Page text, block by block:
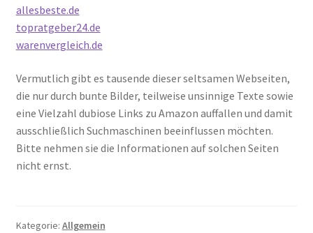
allesbeste.de
topratgeber24.de
warenvergleich.de
Vermutlich gibt es tausende dieser seltsamen Webseiten,
die nur durch bunte Bilder, teilweise unsinnige Texte sowie
eine Vielzahl dubiose Links zu Amazon auffallen und damit
ausschließlich Suchmaschinen beeinflussen möchten.
Bitte nehmen sie die Informationen auf solchen Seiten
nicht ernst.
Kategorie: Allgemein